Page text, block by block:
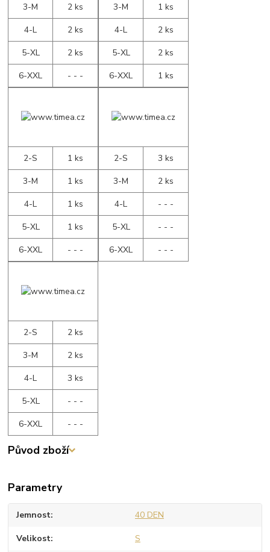
3-M
2 ks
4-L
2 ks
5-XL
2 ks
6-XXL
- - -
3-M
1 ks
4-L
2 ks
5-XL
2 ks
6-XXL
1 ks
2-S
1 ks
3-M
1 ks
4-L
1 ks
5-XL
1 ks
6-XXL
- - -
2-S
3 ks
3-M
2 ks
4-L
- - -
5-XL
- - -
6-XXL
- - -
2-S
2 ks
3-M
2 ks
4-L
3 ks
5-XL
- - -
6-XXL
- - -
Původ zboží
Parametry
Jemnost 40 DEN
Velikost S